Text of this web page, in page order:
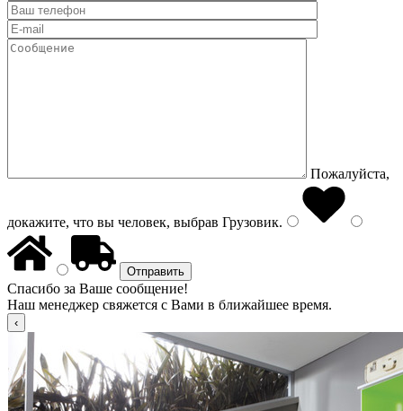
Пожалуйста,
докажите, что вы человек, выбрав Грузовик.
Спасибо за Ваше сообщение!
Наш менеджер свяжется с Вами в ближайшее время.